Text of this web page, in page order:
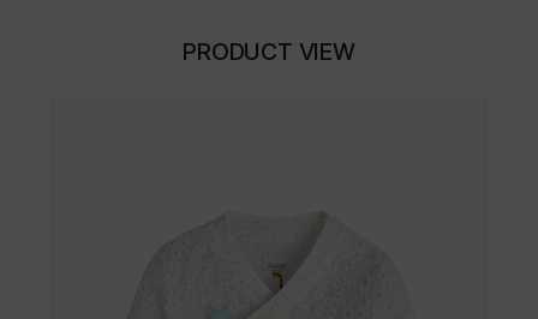
PRODUCT VIEW